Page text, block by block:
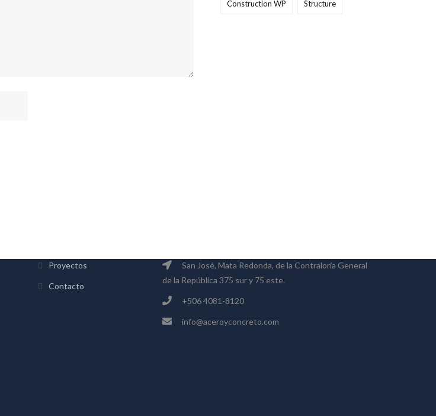
Construction WP Structure
Proyectos
Contacto
San José, Mata Redonda, de la Contraloría General
de la República 375 sur y 75 este.
+506 4081-8120
info@aceroyconcreto.com